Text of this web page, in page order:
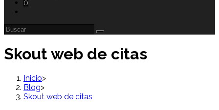
0
Skout web de citas
Inicio>
Blog>
Skout web de citas